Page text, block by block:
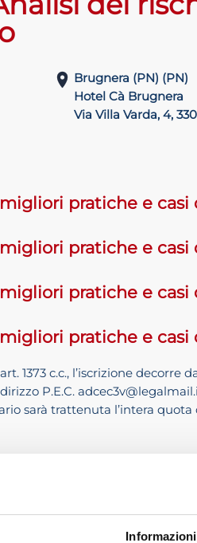
Brugnera (PN) (PN)
Hotel Cà Brugnera
Via Villa Varda, 4,
pratiche e casi
pratiche e casi
pratiche e casi
pratiche e casi
1373 c.c., l’iscrizione
P.E.C.
sarà trattenuta l’intera
nel caso di
ciascun iscritto avrà
i crediti formativi, possono
per gli iscritti ADCEC TRE